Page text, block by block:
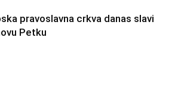
pravoslavna crkva danas slavi
Petku